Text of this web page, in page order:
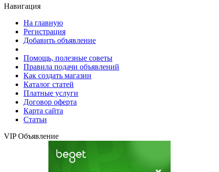
Навигация
На главную
Регистрация
Добавить объявление
Помощь, полезные советы
Правила подачи объявлений
Как создать магазин
Каталог статей
Платные услуги
Договор оферта
Карта сайта
Статьи
VIP Объявление